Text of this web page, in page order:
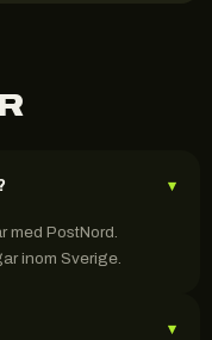
▾
med PostNord.
inom Sverige.
▾